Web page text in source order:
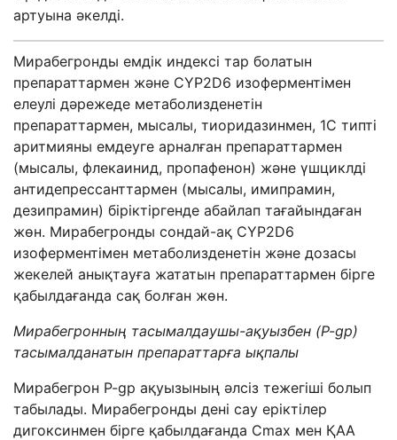
артуына әкелді.
Мирабегронды емдік индексі тар болатын
препараттармен және CYP2D6 изоферментімен
елеулі дәрежеде метаболизденетін
препараттармен, мысалы, тиоридазинмен, 1C типті
аритмияны емдеуге арналған препараттармен
(мысалы, флекаинид, пропафенон) және үшциклді
антидепрессанттармен (мысалы, имипрамин,
дезипрамин) біріктіргенде абайлап тағайындаған
жөн. Мирабегронды сондай-ақ CYP2D6
изоферментімен метаболизденетін және дозасы
жекелей анықтауға жататын препараттармен бірге
қабылдағанда сақ болған жөн.
Мирабегронның тасымалдаушы-ақуызбен (P-gp)
тасымалданатын препараттарға ықпалы
Мирабегрон P-gp ақуызының әлсіз тежегіші болып
табылады. Мирабегронды дені сау еріктілер
дигоксинмен бірге қабылдағанда Cmax мен ҚАА